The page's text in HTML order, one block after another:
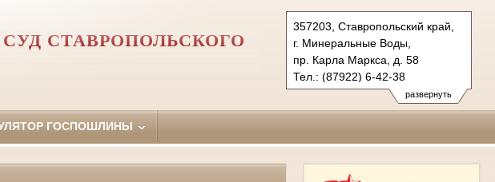
развернуть
357203, Ставропольский край,
г. Минеральные Воды,
пр. Карла Маркса, д. 58
Тел.: (87922) 6-42-38
6-43-89 (ф.)
mineralovodsky.stv@sudrf.ru
СТАВРОПОЛЬСКОГО
ГОСПОШЛИНЫ